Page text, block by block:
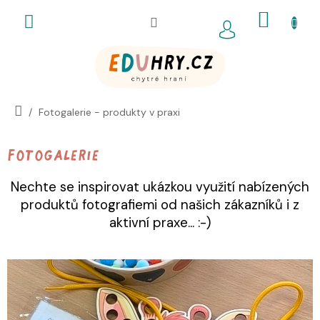
obsah
Fotogalerie - produkty v praxi
Fotogalerie
Nechte se inspirovat ukázkou využití nabízených
produktů fotografiemi od našich zákazníků i z
aktivní praxe... :-)
ý
p
i
s